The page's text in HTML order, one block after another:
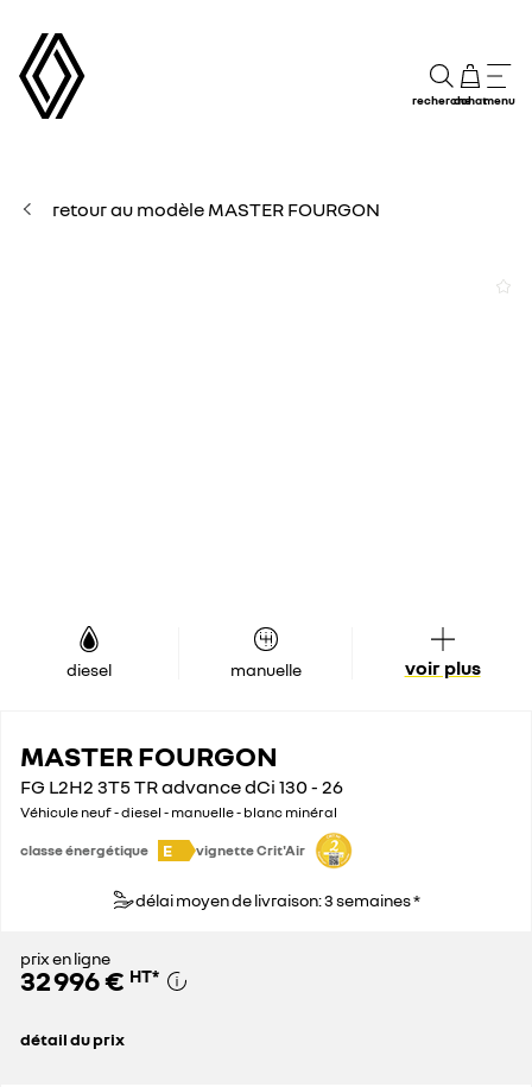
rechercheachatmenu
retour au modèle MASTER FOURGON
diesel manuelle voir plus
MASTER FOURGON
FG L2H2 3T5 TR advance dCi 130 - 26
Véhicule neuf - diesel - manuelle - blanc minéral
classe énergétique E vignette Crit'Air
délai moyen de livraison: 3 semaines *
prix en ligne
32 996 € HT*
détail du prix